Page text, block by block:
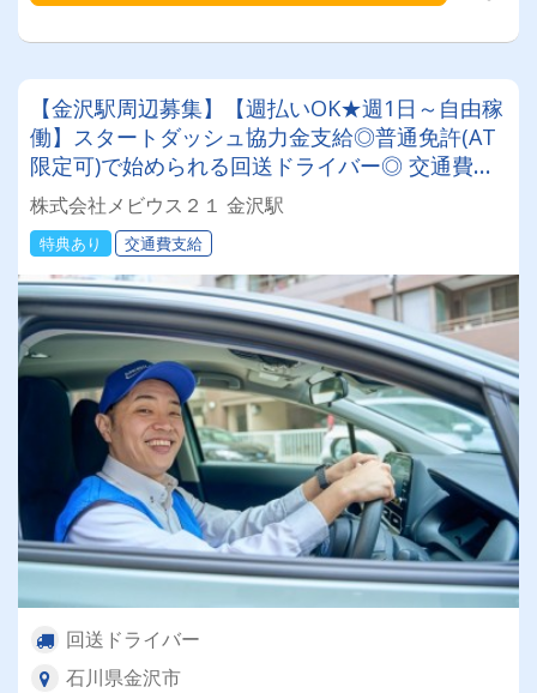
【金沢駅周辺募集】【週払いOK★週1日～自由稼
働】スタートダッシュ協力金支給◎普通免許(AT
限定可)で始められる回送ドライバー◎ 交通費全
額支給＆直行直帰♪日本全国でスキマ時間を有効
活用！
株式会社メビウス２１ 金沢駅
特典あり 交通費支給
回送ドライバー
石川県金沢市